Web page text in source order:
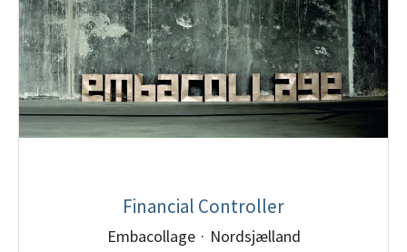
Financial Controller
Embacollage · Nordsjælland